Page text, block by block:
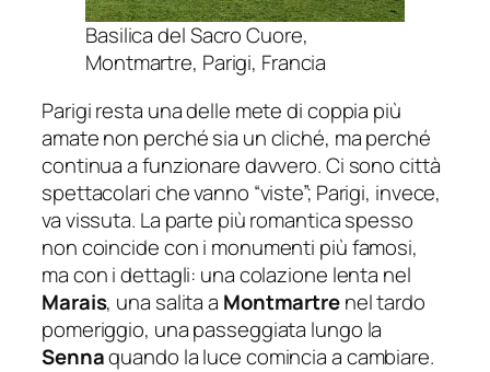
Basilica del Sacro Cuore,
Montmartre, Parigi, Francia
Parigi resta una delle mete di coppia più
amate non perché sia un cliché, ma perché
continua a funzionare davvero. Ci sono città
spettacolari che vanno “viste”; Parigi, invece,
va vissuta. La parte più romantica spesso
non coincide con i monumenti più famosi,
ma con i dettagli: una colazione lenta nel
Marais, una salita a Montmartrenel tardo
pomeriggio, una passeggiata lungo la
Sennaquando la luce comincia a cambiare.